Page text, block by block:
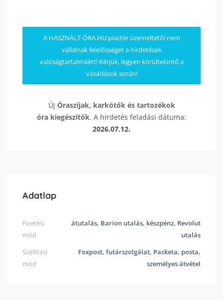
A HASZNÁLT-ÓRA.HU piactér üzemeltetői nem
vállalnak felelősséget a hirdetések
valóságtartalmáért! Kérjük, legyen körültekintő a
vásárlások során!
Új Óraszíjak, karkötők és tartozékok
óra kiegészítők. A hirdetés feladási dátuma:
2026.07.12.
Adatlap
Fizetési
mód
átutalás, Barion utalás, készpénz, Revolut
utalás
Szállítási
mód
Foxpost, futárszolgálat, Packeta, posta,
személyes átvétel